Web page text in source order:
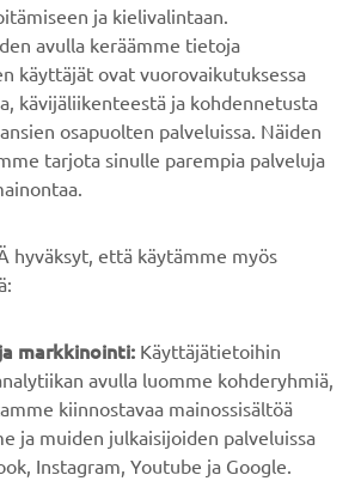
1/5
ja kielivalintaan.
avulla keräämme tietoja
käyttäjät ovat vuorovaikutuksessa
kävijäliikenteestä ja kohdennetusta
osapuolten palveluissa. Näiden
tarjota sinulle parempia palveluja
hyväksyt, että käytämme myös
markkinointi: Käyttäjätietoihin
avulla luomme kohderyhmiä,
kiinnostavaa mainossisältöä
ja muiden julkaisijoiden palveluissa
Instagram, Youtube ja Google.